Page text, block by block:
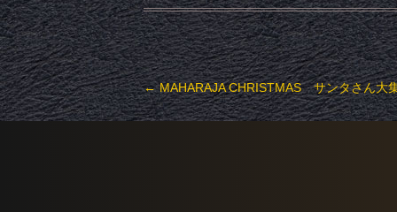
投稿ナビゲーション
←MAHARAJA CHRISTMAS サンタさん大